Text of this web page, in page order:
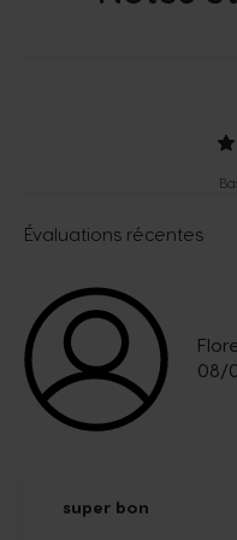
Évaluations récentes
08/
super bon